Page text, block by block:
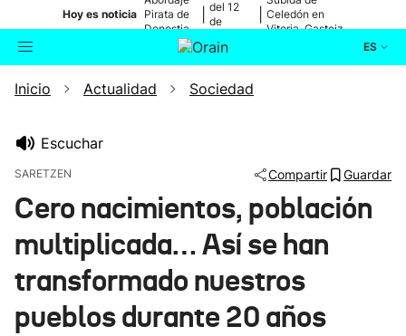
Hoy es noticia Pirata de
Donostia
del 12
de
Celedón en
Vitoria-Gasteiz
ES
Buscador Actualidad
Ikusmiran
Eguraldia
Inicio Actualidad Sociedad
Escuchar
SARETZEN Compartir Guardar
Cero nacimientos, población
multiplicada… Así se han
transformado nuestros
pueblos durante 20 años